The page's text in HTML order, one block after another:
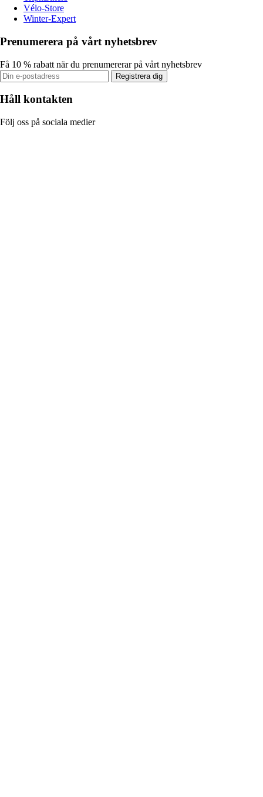
Vélo-Store
Winter-Expert
Prenumerera på vårt nyhetsbrev
Få 10 % rabatt när du prenumererar på vårt nyhetsbrev
Registrera dig
Håll kontakten
Följ oss på sociala medier